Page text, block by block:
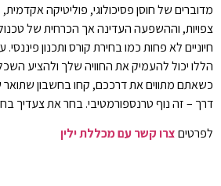
מדוברים של חוסן פסיכולוגי, פוליטיקה אקדמית,
צפויות, וההשפעה העדינה אך הכרחית של
חיוניים לא פחות כמו בחירת קורס ותכנון
הללו יכול להעמיק את החוויה שלך ולהציע
כשאתם מתווים את דרככם, קחו בחשבון שתואר
דרך – זה נוף טרנספורמטיבי. בחר את צעדיך
לפרטיםצרו קשר עם מכללת ילין